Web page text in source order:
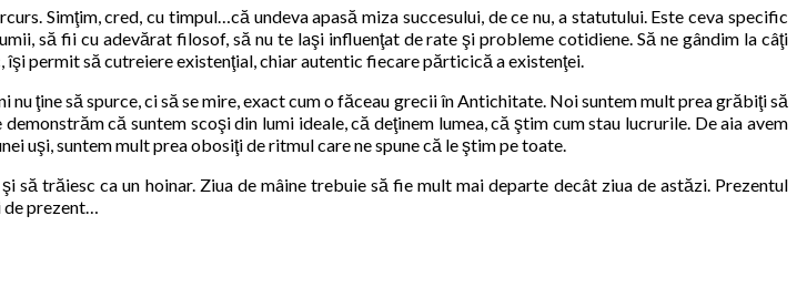
Simţim, cred, cu timpul…că undeva apasă miza succesului, de ce nu, a statutului. Este ceva specific
să fii cu adevărat filosof, să nu te laşi influenţat de rate şi probleme cotidiene. Să ne gândim la câţi
permit să cutreiere existenţial, chiar autentic fiecare părticică a existenţei.
ţine să spurce, ci să se mire, exact cum o făceau grecii în Antichitate. Noi suntem mult prea grăbiţi să
că suntem scoşi din lumi ideale, că deţinem lumea, că ştim cum stau lucrurile. De aia avem
uşi, suntem mult prea obosiţi de ritmul care ne spune că le ştim pe toate.
să trăiesc ca un hoinar. Ziua de mâine trebuie să fie mult mai departe decât ziua de astăzi. Prezentul
de prezent…